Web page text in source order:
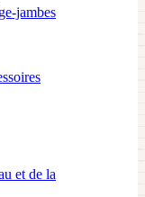
jambes
et de la